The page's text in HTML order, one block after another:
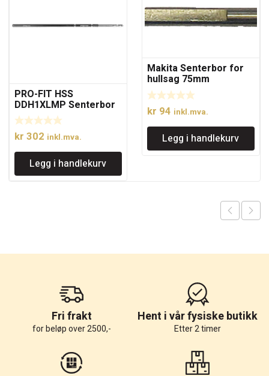
PRO-FIT HSS
DDH1XLMP Senterbor
lang
kr 302 inkl.mva.
Legg i handlekurv
Makita Senterbor for
hullsag 75mm
kr 94 inkl.mva.
Legg i handlekurv
Fri frakt
for beløp over 2500,-
Hent i vår fysiske butikk
Etter 2 timer